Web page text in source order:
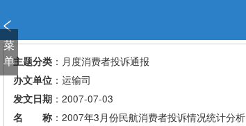
菜
单主题分类：月度消费者投诉通报
办文单位：运输司
发文日期：2007-07-03
名 称：2007年3月份民航消费者投诉情况统计分析
窗
口
打
开